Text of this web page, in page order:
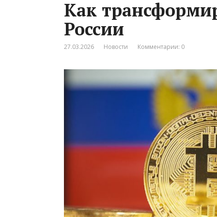
Как
России
27.03.2026 Новости Комментарии: 0